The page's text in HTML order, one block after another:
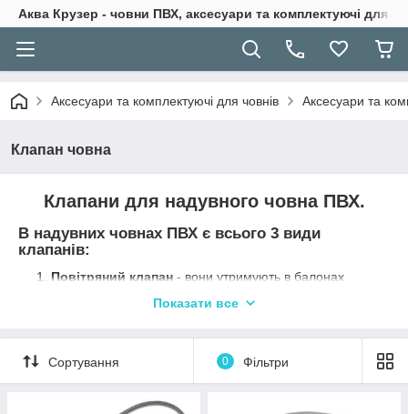
Аква Крузер - човни ПВХ, аксесуари та комплектуючі для
Аксесуари та комплектуючі для човнів Аксесуари та
Клапан човна
Клапани для надувного човна ПВХ.
В надувних човнах ПВХ є всього 3 види
клапанів:
Повітряний клапан - вони утримують в балонах
бананів, гірок, шайб, булочок, кильсонах і тд.)
(зливний, транцевый, дренажний)
клапан - вони необхідні для зливу води, яка, так чи
інакше, потрапляє всередину надувного човна. Навіть
якщо Ви ведете надувний човен пвх дуже акуратно, все
Показати все
Сортування 0 Фільтри